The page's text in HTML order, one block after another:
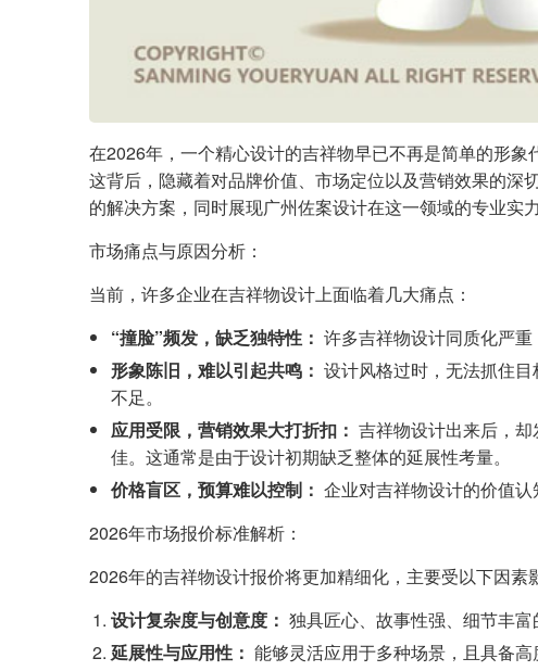
在2026年，一个精心设计的吉祥物早已不再是简单的形
这背后，隐藏着对品牌价值、市场定位以及营销效果的
的解决方案，同时展现广州佐案设计在这一领域的专业实力
市场痛点与原因分析：
当前，许多企业在吉祥物设计上面临着几大痛点：
“撞脸”频发，缺乏独特性： 许多吉祥物设计同质化严
形象陈旧，难以引起共鸣： 设计风格过时，无法抓住
不足。
应用受限，营销效果大打折扣： 吉祥物设计出来后，
佳。这通常是由于设计初期缺乏整体的延展性考量。
价格盲区，预算难以控制： 企业对吉祥物设计的价值
2026年市场报价标准解析：
2026年的吉祥物设计报价将更加精细化，主要受以下因素
设计复杂度与创意度： 独具匠心、故事性强、细节丰富
延展性与应用性： 能够灵活应用于多种场景，且具备